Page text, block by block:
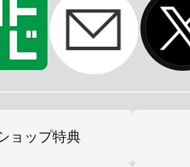
ョップ特典